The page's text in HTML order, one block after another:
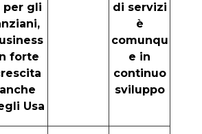
per gli
forte
anche
Usa
di servizi
è
comunqu
e in
continuo
sviluppo